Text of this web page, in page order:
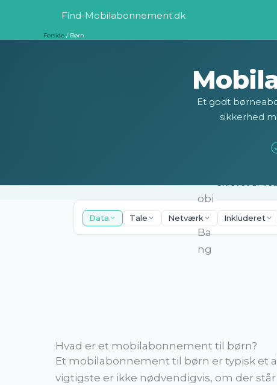
indholdet
Find-Mobilabonnement.dk
Forside Børn
Et godt
sikkerhed
Data Tale Netværk Inkluderet
Hvad er et mobilabonnement til børn?
Et mobilabonnement til børn er typisk et
vigtigste er ikke nødvendigvis, om der